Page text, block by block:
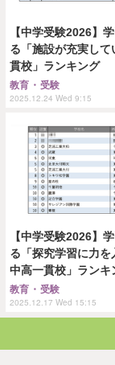
【中学受験2026】
る「施設が充実して
貫校」ランキング
教育・受験
2025.12.24 Wed 9:15
【中学受験2026】
る「探究学習に力を
中高一貫校」ランキ
教育・受験
2025.12.17 Wed 15:15